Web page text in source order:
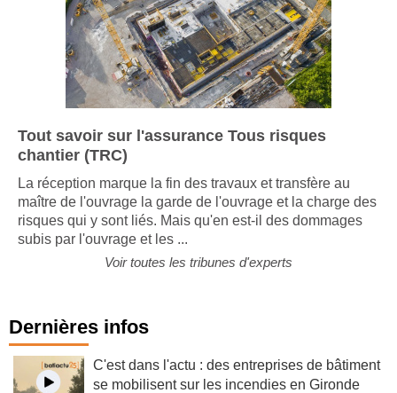
Tout savoir sur l'assurance Tous risques
chantier (TRC)
La réception marque la fin des travaux et transfère au
maître de l'ouvrage la garde de l'ouvrage et la charge des
risques qui y sont liés. Mais qu'en est-il des dommages
subis par l'ouvrage et les ...
Voir toutes les tribunes d'experts
Dernières infos
C'est dans l'actu : des entreprises de bâtiment
se mobilisent sur les incendies en Gironde